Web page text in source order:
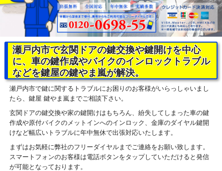
瀬戸内市で玄関ドアの鍵交換や鍵開けを中心
に、車の鍵作成やバイクのインロックトラブル
などを鍵屋の鍵やま嵐が解決。
瀬戸内市で鍵に関するトラブルにお困りのお客様がいらっしゃいまし
たら、鍵屋 鍵やま嵐までご相談下さい。
玄関ドアの鍵交換や家の鍵開けはもちろん、紛失してしまった車の鍵
作成や原付バイクのメットインへのインロック、金庫のダイヤル鍵開
けなど幅広いトラブルに年中無休で出張対応いたします。
まずはお気軽に弊社のフリーダイヤルまでご連絡をお願い致します。
スマートフォンのお客様は電話ボタンをタップしていただけると発信
が可能となっております。